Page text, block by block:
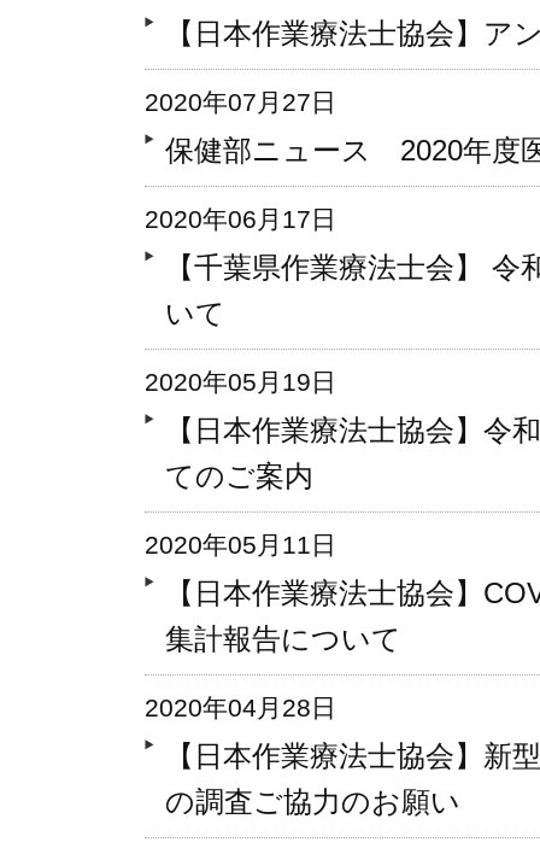
【日本作業療法士協会】ア
2020年07月27日
保健部ニュース 2020年度
2020年06月17日
【千葉県作業療法士会】
いて
2020年05月19日
【日本作業療法士協会】令
てのご案内
2020年05月11日
【日本作業療法士協会】
集計報告について
2020年04月28日
【日本作業療法士協会】
の調査ご協力のお願い